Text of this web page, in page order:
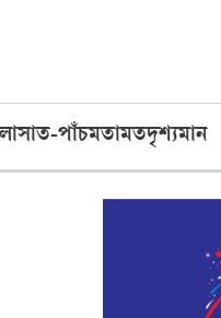
সাত-পাঁচমতামতদৃশ্যমান